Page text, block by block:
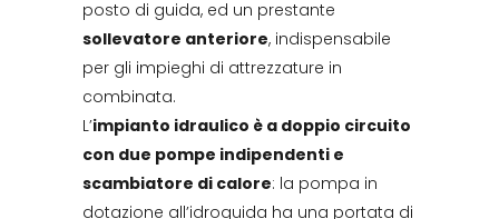
posto di guida, ed un prestante
sollevatore anteriore, indispensabile
per gli impieghi di attrezzature in
combinata.
L’impianto idraulico è a doppio circuito
con due pompe indipendenti e
scambiatore di calore: la pompa in
dotazione all’idroguida ha una portata di